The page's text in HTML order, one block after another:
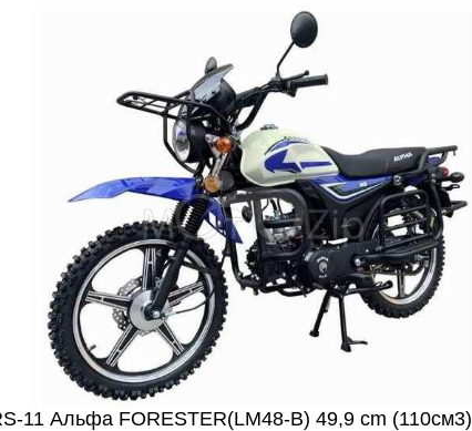
11 Альфа FORESTER(LM48-B) 49,9 сm (110см3)